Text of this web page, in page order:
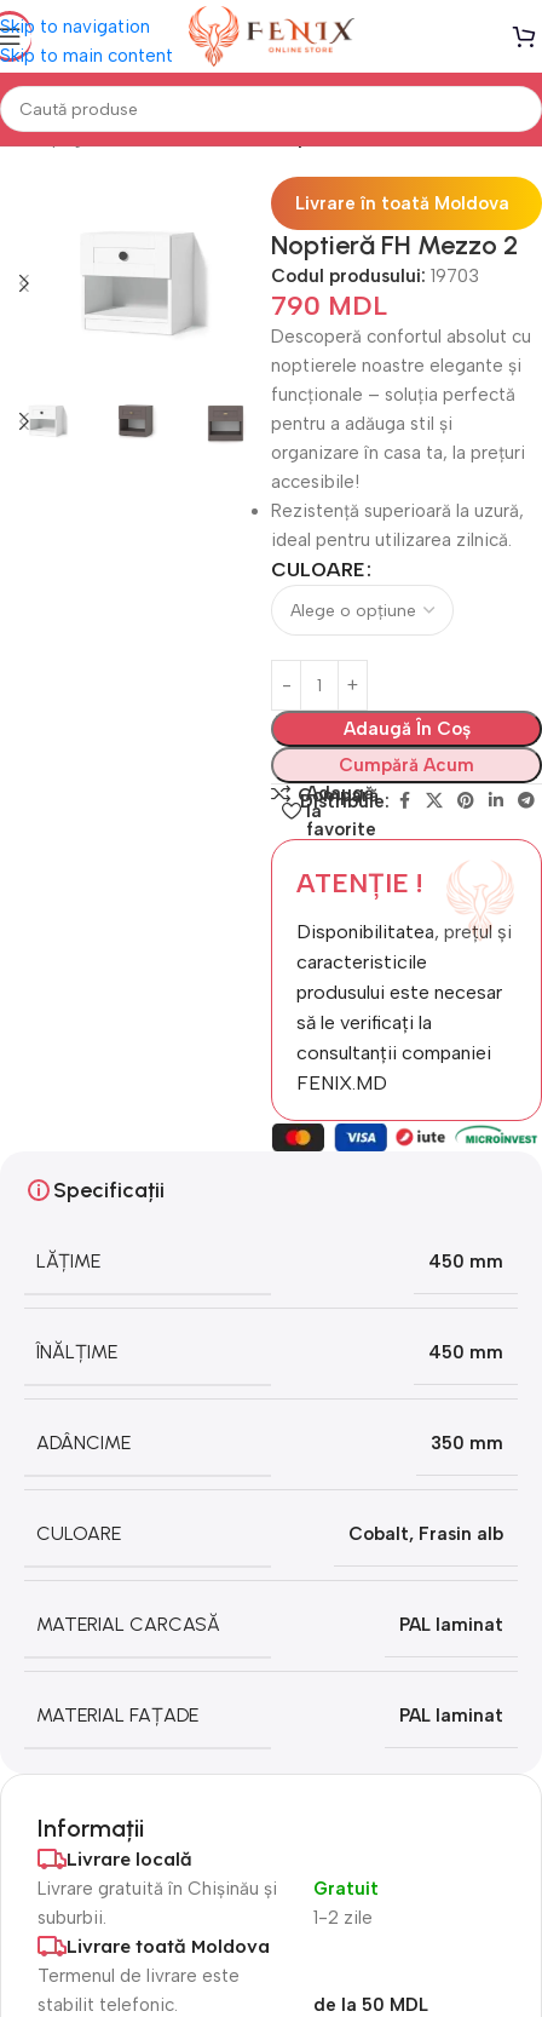
Skip to navigation
Skip to main content
Prima pagină Mobilă DORMITOR Noptiere
Livrare în toată Moldova
Noptieră FH Mezzo 2
Codul produsului: 19703
790 MDL
Descoperă confortul absolut cu
noptierele noastre elegante și
funcționale – soluția perfectă
pentru a adăuga stil și
organizare în casa ta, la prețuri
accesibile!
Rezistență superioară la uzură,
ideal pentru utilizarea zilnică.
CULOARE
Adaugă În Coș
Cumpără Acum
Compară
Adaugă
la
favorite
Distribuie:
ATENȚIE !
Disponibilitatea, prețul și
caracteristicile
produsului este necesar
să le verificați la
consultanții companiei
FENIX.MD
Specificații
LĂȚIME 450 mm
ÎNĂLȚIME 450 mm
ADÂNCIME 350 mm
CULOARE Cobalt, Frasin alb
MATERIAL CARCASĂ PAL laminat
MATERIAL FAȚADE PAL laminat
Informații
Livrare locală
Livrare gratuită în Chișinău și
suburbii.
1-2 zile
Gratuit
Livrare toată Moldova
Termenul de livrare este
stabilit telefonic.
de la 50 MDL